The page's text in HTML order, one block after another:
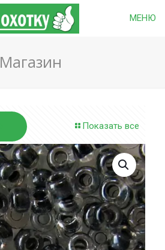
МЕНЮ
Магазин
Показать все